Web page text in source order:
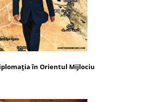
în Orientul Mijlociu